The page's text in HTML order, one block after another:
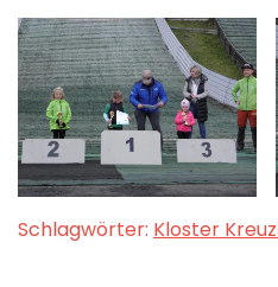
Schlagwörter: Kloster